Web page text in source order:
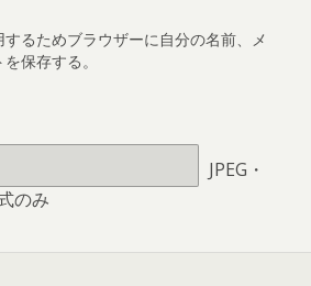
るためブラウザーに自分の名前、メ
保存する。
JPEG・
のみ